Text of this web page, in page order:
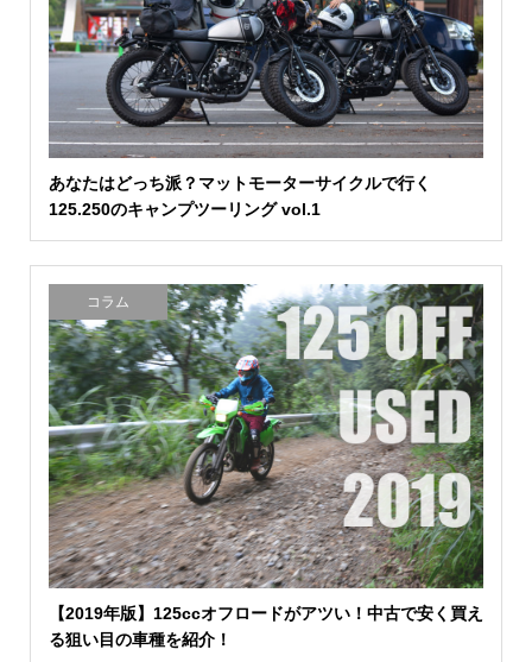
あなたはどっち派？マットモーターサイクルで行く
125.250のキャンプツーリング vol.1
コラム
【2019年版】125ccオフロードがアツい！中古で安く買え
る狙い目の車種を紹介！